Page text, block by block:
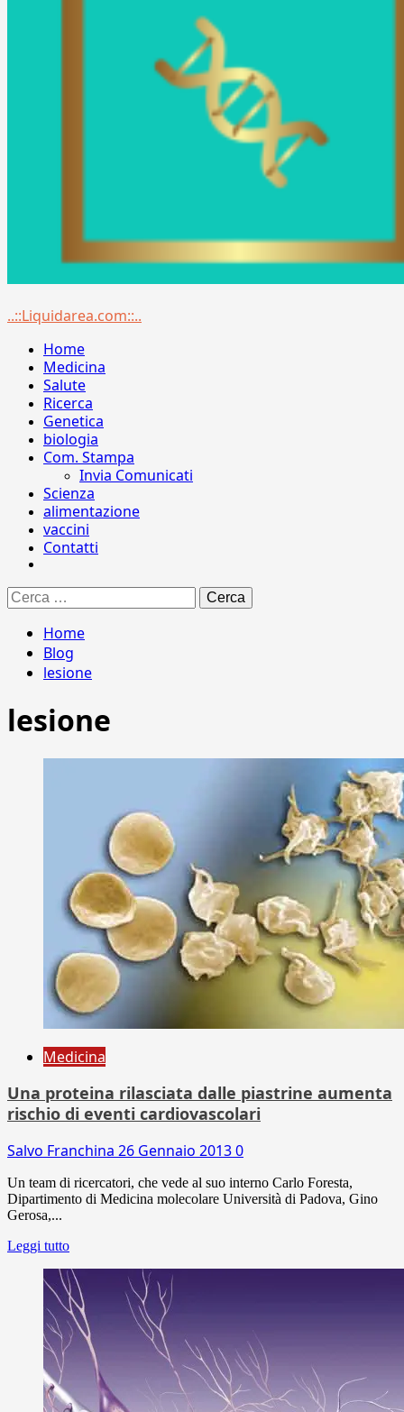
Menu
..::Liquidarea.com::..
Home
Medicina
Salute
Ricerca
Genetica
biologia
Com. Stampa
Invia Comunicati
Scienza
alimentazione
vaccini
Contatti
Ricerca
per:
Home
Blog
lesione
lesione
Medicina
Una proteina rilasciata dalle piastrine aumenta
rischio di eventi cardiovascolari
Salvo Franchina 26 Gennaio 20130
Un team di ricercatori, che vede al suo interno Carlo Foresta,
Dipartimento di Medicina molecolare Università di Padova, Gino
Gerosa,...
Leggi tutto